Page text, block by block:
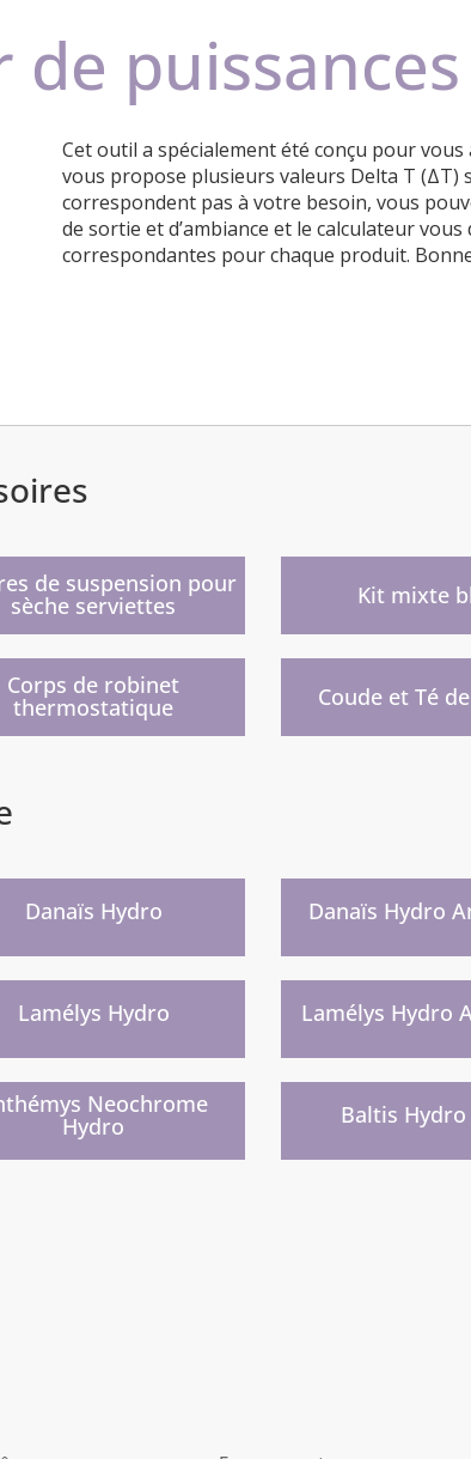
de
Cet outil a spécialement été conçu pour
vous propose plusieurs valeurs Delta T (ΔT)
correspondent pas à votre besoin, vous
de sortie et d’ambiance et le calculateur
correspondantes pour chaque produit.
de suspension pour
sèche serviettes Kit mixte
Corps de robinet
thermostatique Coude et Té
Danaïs Hydro Danaïs Hydro
Lamélys Hydro Lamélys Hydro
)
Neochrome
Hydro Baltis Hydro